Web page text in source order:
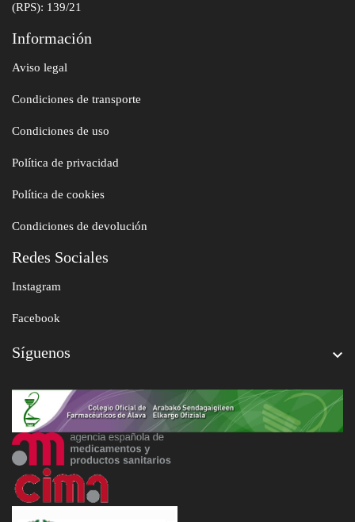
(RPS): 139/21
Información
Aviso legal
Condiciones de transporte
Condiciones de uso
Política de privacidad
Política de cookies
Condiciones de devolución
Redes Sociales
Instagram
Facebook
Síguenos 